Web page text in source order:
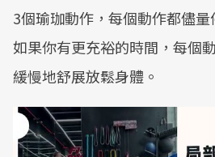
3個瑜珈動作，每個動作都儘量
如果你有更充裕的時間，每個
緩慢地舒展放鬆身體。